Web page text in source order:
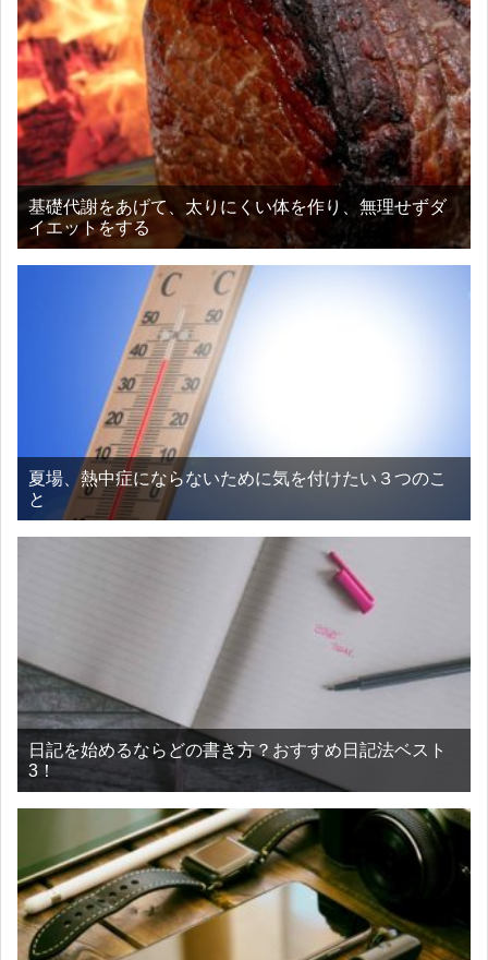
基礎代謝をあげて、太りにくい体を作り、無理せずダ
イエットをする
夏場、熱中症にならないために気を付けたい３つのこ
と
日記を始めるならどの書き方？おすすめ日記法ベスト
3！